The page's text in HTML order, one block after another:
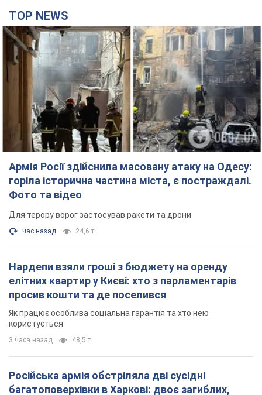
TOP NEWS
Армія Росії здійснила масовану атаку на Одесу:
горіла історична частина міста, є постраждалі.
Фото та відео
Для терору ворог застосував ракети та дрони
час назад 24,6 т.
Нардепи взяли гроші з бюджету на оренду
елітних квартир у Києві: хто з парламентарів
просив кошти та де поселився
Як працює особлива соціальна гарантія та хто нею
користується
3 часа назад 48,5 т.
Російська армія обстріляла дві сусідні
багатоповерхівки в Харкові: двоє загиблих,